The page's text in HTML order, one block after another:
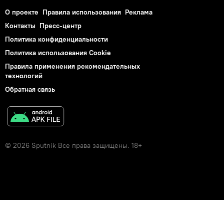
О проекте Правила использования Реклама
Контакты Пресс-центр
Политика конфиденциальности
Политика использования Cookie
Правила применения рекомендательных
технологий
Обратная связь
© 2026 Sputnik Все права защищены. 18+